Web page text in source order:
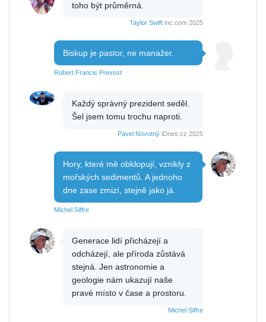
toho být průměrná.
Taylor Swift inc.com 2025
Biskup je pastor, ne manažer.
Robert Francis Prevost
Každý správný prezident seděl.
Šel jsem tomu trochu naproti.
Pavel Novotný iDnes.cz 2025
Hory, které mě obklopují, vznikly z
mořských sedimentů. A jednoho
dne zase zmizí, stejně jako já.
Michel Siffre
Generace lidí přicházejí a
odcházejí, ale příroda zůstává
stejná. Jen astronomie a
geologie nám ukazují naše
pravé místo v čase a prostoru.
Michel Siffre